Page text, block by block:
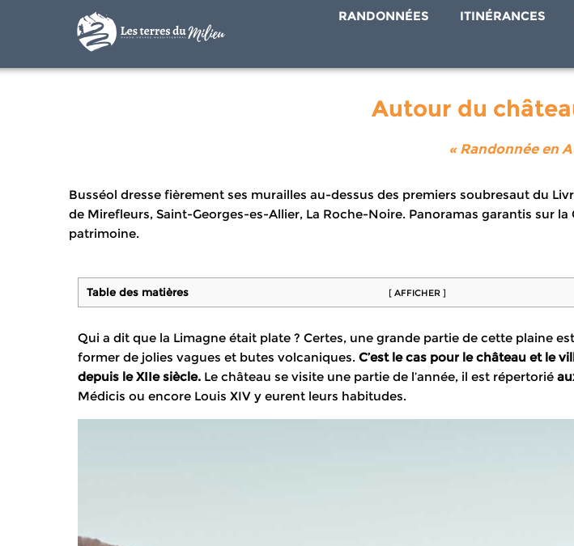
RANDONNÉES ITINÉRANCES
Autour du
« Randonnée en
Busséol dresse fièrement ses murailles au-dessus des premiers soubresaut du
de Mirefleurs, Saint-Georges-es-Allier, La Roche-Noire. Panoramas garantis sur
patrimoine.
Table des matières [ AFFICHER ]
Qui a dit que la Limagne était plate ? Certes, une grande partie de cette plaine
former de jolies vagues et butes volcaniques. C’est le cas pour le château et le
depuis le XIIe siècle. Le château se visite une partie de l’année, il est répertorié
Médicis ou encore Louis XIV y eurent leurs habitudes.